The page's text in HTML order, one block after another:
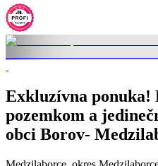
Exkluzívna ponuka!
pozemkom a
obci Borov-